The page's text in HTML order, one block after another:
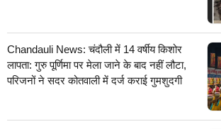
Chandauli News: चंदौली में 14 वर्षीय किशोर
लापता: गुरु पूर्णिमा पर मेला जाने के बाद नहीं लौटा,
परिजनों ने सदर कोतवाली में दर्ज कराई गुमशुदगी